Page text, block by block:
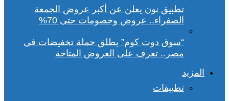
تطبيق نون يعلن عن أكبر عروض الجمعة
الصفراء.. عروض وخصومات حتى 70%
“سوق دوت كوم” يطلق حملة تخفيضات في
مصر.. تعرف على العروض المتاحة
المزيد
تطبيقات